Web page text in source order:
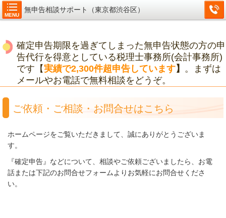
MENU
無申告相談サポート（東京都渋谷区）
確定申告期限を過ぎてしまった無申告状態の方の申
告代行を得意としている税理士事務所(会計事務所)
です【実績で2,300件超申告しています】 。まずは
メールやお電話で無料相談をどうぞ。
ご依頼・ご相談・お問合せはこちら
ホームページをご覧いただきまして、誠にありがとうございま
す。
『確定申告』などについて、相談やご依頼ございましたら、お電
話または下記のお問合せフォームよりお気軽にお問合せくださ
い。